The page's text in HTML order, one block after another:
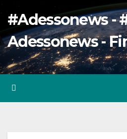
#Adessonews -
Adessonews -